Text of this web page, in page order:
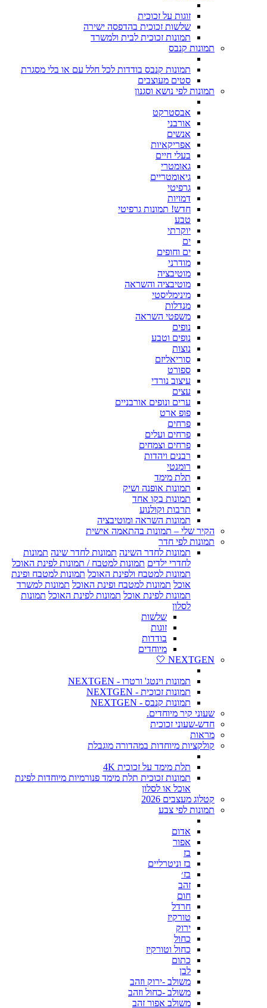
זוגות על זכוכית
שלשות זכוכית בהדפסה ישירה
תמונות זכוכית לבית ולמשרד
תמונות קנבס
תמונות קנבס בודדות לכל חלל עם או בלי מסגרת
סטים מעוצבים
תמונות לפי נושא וסגנון
אבסטרקט
אורבני
אנשים
אפריקאיות
בעלי חיים
גאומטרי
גיאומטריים
גרפיטי
דמויות
חדש! תמונות גרפיטי
טבע
יוקרתי
ים
ים וחופים
מודרני
מוטיבציה
מוטיבציה והשראה
מינימליסטי
מנדלות
משפטי השראה
נופים
נופים וטבע
נוצות
סוריאליזם
ספורט
עיצוב נורדי
עצים
ערים ונופים אורבניים
פופ ארט
פרחים
פרחים ועלים
פרחים וצמחים
רבנים ויהדות
רומנטי
תלת מימד
תמונות אופנה ושיק
תמונות בקו אחד
תרבות וקולנוע
תמונות השראה ומוטיבציה
הקיר שלי – תמונות בהתאמה אישית
תמונות לפי חדר
תמונות לחדר השינה תמונות לחדר שינה תמונות
לחדרי ילדים תמונות למטבח / תמונות לפינת האוכל
תמונות למטבח ולפינת האוכל תמונות למטבח ופינת
אוכל תמונות למטבח ופינת האוכל תמונות למשרד
תמונות לפינת אוכל תמונות לפינת האוכל תמונות
לסלון
שלשות
זוגות
בודדות
מיוחדים
NEXTGEN 🤍
תמונות וינטג' ורטרו - NEXTGEN
תמונות זכוכית - NEXTGEN
תמונות קנבס - NEXTGEN
שעוני קיר מיוחדים.
חדש-שעוני זכוכית
מראות
קולקציות מיוחדות במהדורה מוגבלת
תלת מימד על זכוכית 4K
תמונות זכוכית תלת מימד פנורמיות מיוחדות לפינת
אוכל או לסלון
קטלוג מעצבים 2026
תמונות לפי צבע
אדום
אפור
בז
בז וניטרליים
בז׳
זהב
חום
חרדל
טורקיז
ירוק
כחול
כחול וטורקיז
כתום
לבן
משולב -ירוק וזהב
משולב -כחול וזהב
משולב אפור זהב